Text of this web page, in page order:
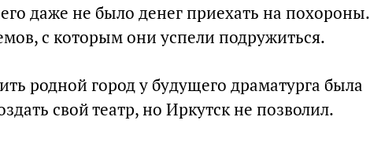
даже не было денег приехать на похороны.
с которым они успели подружиться.
родной город у будущего драматурга была
свой театр, но Иркутск не позволил.